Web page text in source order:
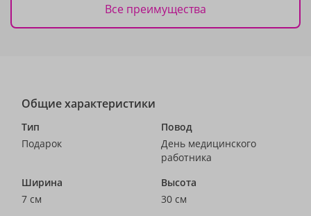
Все преимущества
Общие характеристики
Тип
Подарок
Повод
День медицинского
работника
Ширина
7 см
Высота
30 см